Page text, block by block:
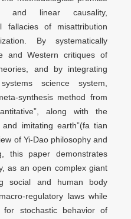
and linear causality,
fallacies of misattribution
By systematically
and Western critiques of
and by integrating
science system,
synthesis method from
along with the
and imitating earth”(fa tian
of Yi-Dao philosophy and
this paper demonstrates
as an open complex giant
social and human body
regulatory laws while
for stochastic behavior of